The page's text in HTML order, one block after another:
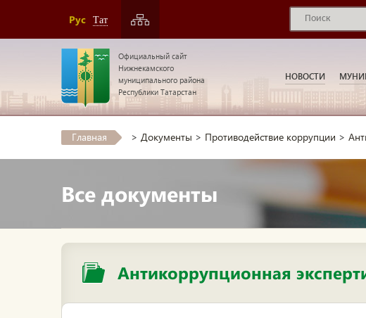
Рус Тат
Официальный сайт
Нижнекамского
муниципального района
Республики Татарстан
НОВОСТИ
Главная > Документы > Противодействие коррупции >
Все документы
Антикоррупционная